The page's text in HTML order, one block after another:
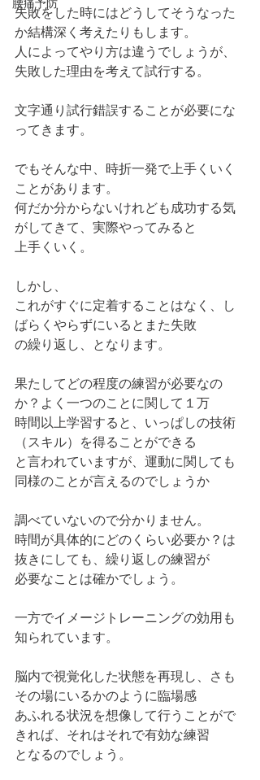
腰痛予防
失敗をした時にはどうしてそうなった
か結構深く考えたりもします。
人によってやり方は違うでしょうが、
失敗した理由を考えて試行する。
文字通り試行錯誤することが必要にな
ってきます。
でもそんな中、時折一発で上手くいく
ことがあります。
何だか分からないけれども成功する気
がしてきて、実際やってみると
上手くいく。
しかし、
これがすぐに定着することはなく、し
ばらくやらずにいるとまた失敗
の繰り返し、となります。
果たしてどの程度の練習が必要なの
か？よく一つのことに関して１万
時間以上学習すると、いっぱしの技術
（スキル）を得ることができる
と言われていますが、運動に関しても
同様のことが言えるのでしょうか
調べていないので分かりません。
時間が具体的にどのくらい必要か？は
抜きにしても、繰り返しの練習が
必要なことは確かでしょう。
一方でイメージトレーニングの効用も
知られています。
脳内で視覚化した状態を再現し、さも
その場にいるかのように臨場感
あふれる状況を想像して行うことがで
きれば、それはそれで有効な練習
となるのでしょう。